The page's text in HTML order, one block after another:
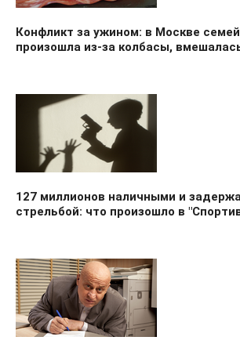
Конфликт за ужином: в Москве
произошла из-за колбасы,
127 миллионов наличными и
стрельбой: что произошло в